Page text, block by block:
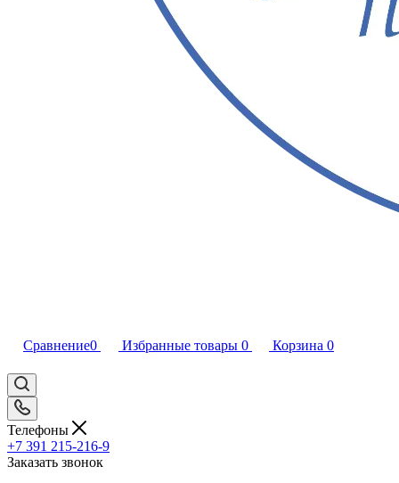
Сравнение0 Избранные товары 0 Корзина 0
Телефоны
+7 391 215-216-9
Заказать звонок